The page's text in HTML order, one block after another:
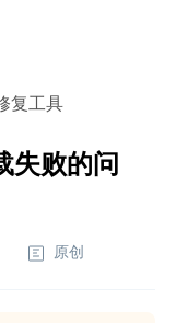
复工具
失败的问
原创